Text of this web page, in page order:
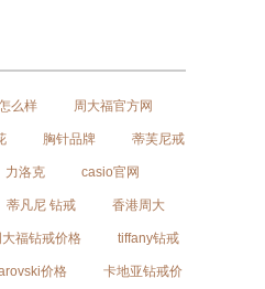
么样 周大福官方网
胸针品牌 蒂芙尼戒
力洛克 casio官网
蒂凡尼 钻戒 香港周大
大福钻戒价格 tiffany钻戒
价格 卡地亚钻戒价